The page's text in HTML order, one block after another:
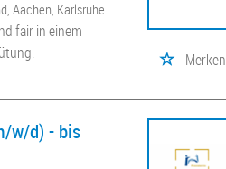
Aachen, Karlsruhe
fair in einem
Merken
w/d) - bis